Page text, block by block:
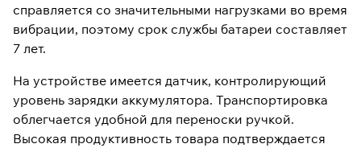
справляется со значительными нагрузками во время
вибрации, поэтому срок службы батареи составляет
7 лет.
На устройстве имеется датчик, контролирующий
уровень зарядки аккумулятора. Транспортировка
облегчается удобной для переноски ручкой.
Высокая продуктивность товара подтверждается